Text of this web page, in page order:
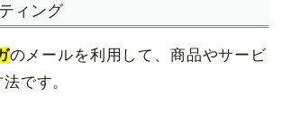
ィング
のメールを利用して、商品やサービ
です。